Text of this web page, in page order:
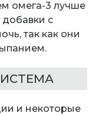
омега-3 лучше
добавки с
так как они
и некоторые